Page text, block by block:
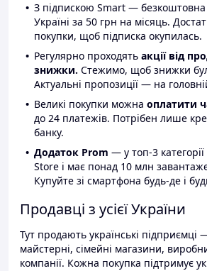
З підпискою Smart — безкоштовна
Україні за 50 грн на місяць.
покупки, щоб підписка окупилась.
Регулярно проходять акції від
знижки. Стежимо, щоб знижки
Актуальні пропозиції — на
Великі покупки можна оплатити
до 24 платежів. Потрібен лише
банку.
Додаток Prom — у топ-3
Store і має понад 10 млн
Купуйте зі смартфона будь-де і
Продавці з усієї України
Тут продають українські підприємці
майстерні, сімейні магазини,
компанії. Кожна покупка підтримує